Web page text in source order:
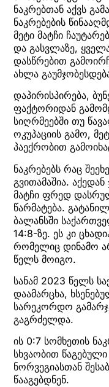
ნაკრებთან აქვს
ნაკრებების
მეტი მატჩი
და გასვლაზე,
დასწრებით
ახლა
დაპირისპირება,
ფაქტორიდან
სიღრმეებში თუ
ოკუპაციის გამო,
პაექრობით
ნაკრებებს რაც
გვითამაშია.
მატჩი ფრედ
წარმატება.
ბალანსში
14:8-ზე. ეს კი
რომელიც დინამო
წელს მოიგო.
სანამ 2023 წელს
დაამარცხა,
სარეკორდო
გაგრძელდა.
ის 0:7 სომხეთის
სხვაობით
ნორვეგიასთან
წააგებდნენ.